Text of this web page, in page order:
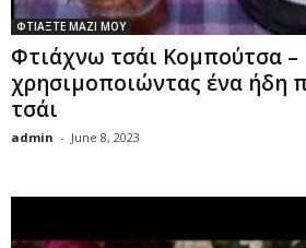
ΦΤΙΑΞΤΕ ΜΑΖΙ ΜΟΥ
Φτιάχνω τσάι Κομπούτσα
χρησιμοποιώντας ένα ήδη
τσάι
admin - June 8, 2023